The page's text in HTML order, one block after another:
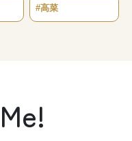
#高菜